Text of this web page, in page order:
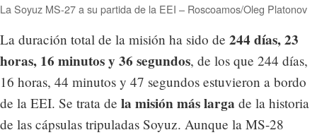
La Soyuz MS-27 a su partida de la EEI – Roscoamos/Oleg Platonov
La duración total de la misión ha sido de 244 días, 23
horas, 16 minutos y 36 segundos, de los que 244 días,
16 horas, 44 minutos y 47 segundos estuvieron a bordo
de la EEI. Se trata de la misión más larga de la historia
de las cápsulas tripuladas Soyuz. Aunque la MS-28